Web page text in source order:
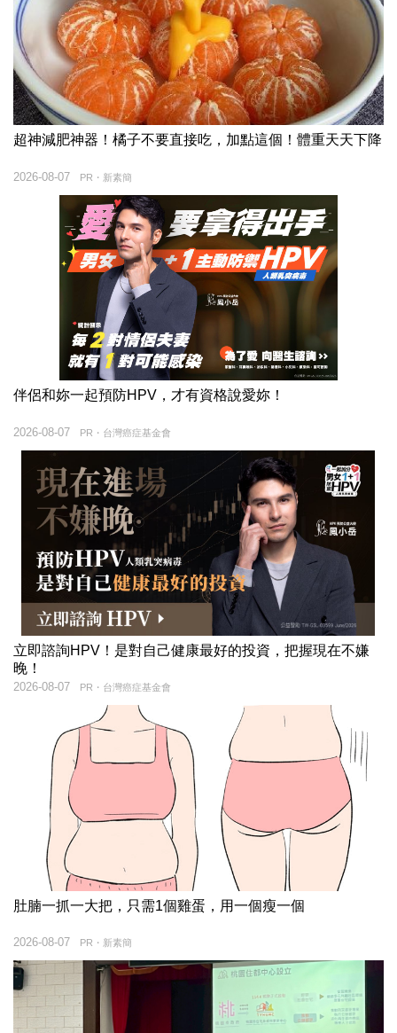
超神減肥神器！橘子不要直接吃，加點這個！體重天天下降
PR・新素簡
2026-08-07
伴侶和妳一起預防HPV，才有資格說愛妳！
PR・台灣癌症基金會
2026-08-07
立即諮詢HPV！是對自己健康最好的投資，把握現在不嫌
晚！
PR・台灣癌症基金會
2026-08-07
肚腩一抓一大把，只需1個雞蛋，用一個瘦一個
PR・新素簡
2026-08-07